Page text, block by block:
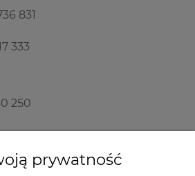
831
333
250
prywatność